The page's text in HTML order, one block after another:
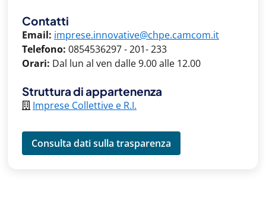
Contatti
Email: imprese.innovative@chpe.camcom.it
Telefono: 0854536297 - 201- 233
Orari: Dal lun al ven dalle 9.00 alle 12.00
Struttura di appartenenza
Imprese Collettive e R.I.
Consulta dati sulla trasparenza